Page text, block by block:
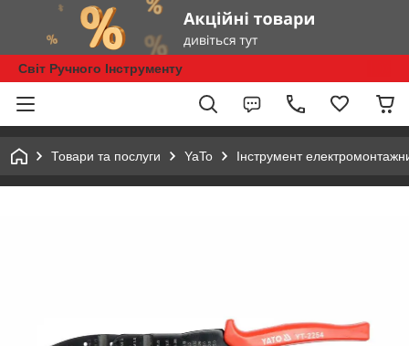
Світ Ручного Інструменту
Товари та послуги YaTo Інструмент